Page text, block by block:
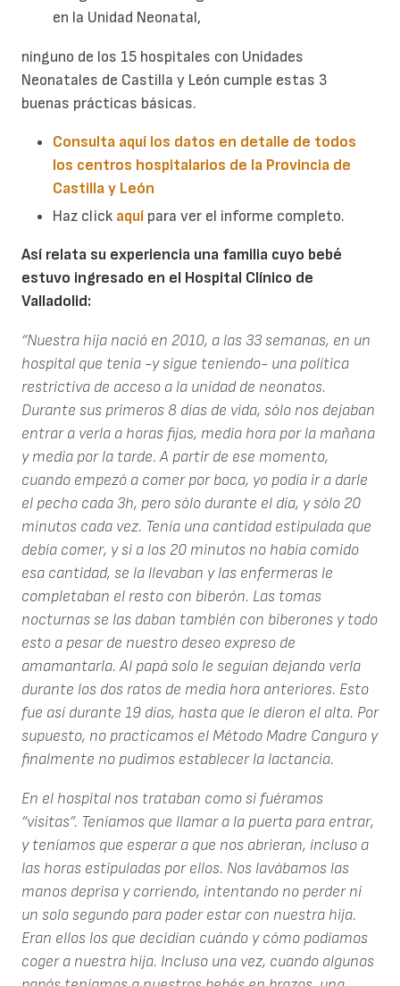
en la Unidad Neonatal,
ninguno de los 15 hospitales con Unidades
Neonatales de Castilla y León cumple estas 3
buenas prácticas básicas.
Consulta aquí los datos en detalle de todos
los centros hospitalarios de la Provincia de
Castilla y León
Haz click aquí para ver el informe completo.
Así relata su experiencia una familia cuyo bebé
estuvo ingresado en el Hospital Clínico de
Valladolid:
“Nuestra hija nació en 2010, a las 33 semanas, en un
hospital que tenía -y sigue teniendo- una política
restrictiva de acceso a la unidad de neonatos.
Durante sus primeros 8 días de vida, sólo nos dejaban
entrar a verla a horas fijas, media hora por la mañana
y media por la tarde. A partir de ese momento,
cuando empezó a comer por boca, yo podía ir a darle
el pecho cada 3h, pero sólo durante el día, y sólo 20
minutos cada vez. Tenía una cantidad estipulada que
debía comer, y si a los 20 minutos no había comido
esa cantidad, se la llevaban y las enfermeras le
completaban el resto con biberón. Las tomas
nocturnas se las daban también con biberones y todo
esto a pesar de nuestro deseo expreso de
amamantarla. Al papá solo le seguían dejando verla
durante los dos ratos de media hora anteriores. Esto
fue así durante 19 días, hasta que le dieron el alta. Por
supuesto, no practicamos el Método Madre Canguro y
finalmente no pudimos establecer la lactancia.
En el hospital nos trataban como si fuéramos
“visitas”. Teníamos que llamar a la puerta para entrar,
y teníamos que esperar a que nos abrieran, incluso a
las horas estipuladas por ellos. Nos lavábamos las
manos deprisa y corriendo, intentando no perder ni
un solo segundo para poder estar con nuestra hija.
Eran ellos los que decidían cuándo y cómo podíamos
coger a nuestra hija. Incluso una vez, cuando algunos